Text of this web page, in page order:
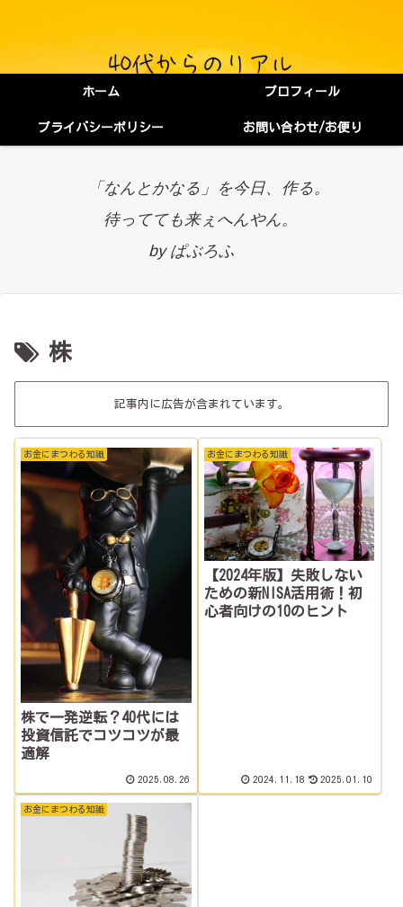
ホーム プロフィール
プライバシーポリシー お問い合わせ/お便り
「なんとかなる」を今日、作る。
待ってても来ぇへんやん。
by ぱぶろふ
株
記事内に広告が含まれています。
お金にまつわる知識
株で一発逆転？40代には
投資信託でコツコツが最
適解
2025.08.26
お金にまつわる知識
【2024年版】失敗しない
ための新NISA活用術！初
心者向けの10のヒント
2024.11.18 2025.01.10
お金にまつわる知識